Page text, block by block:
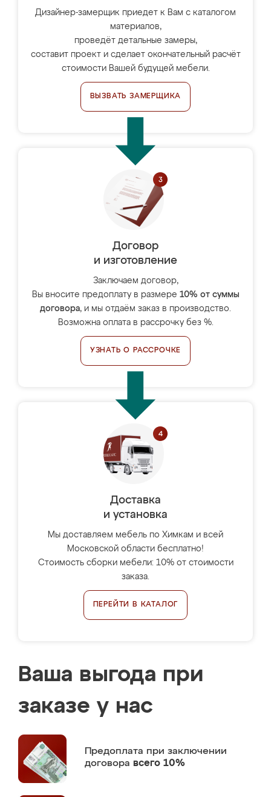
Дизайнер-замерщик приедет к Вам с каталогом
материалов,
проведёт детальные замеры,
составит проект и сделает окончательный расчёт
стоимости Вашей будущей мебели.
ВЫЗВАТЬ ЗАМЕРЩИКА
Договор
и изготовление
Заключаем договор,
Вы вносите предоплату в размере 10% от суммы
договора, и мы отдаём заказ в производство.
Возможна оплата в рассрочку без %.
УЗНАТЬ О РАССРОЧКЕ
Доставка
и установка
Мы доставляем мебель по Химкам и всей
Московской области бесплатно!
Стоимость сборки мебели: 10% от стоимости
заказа.
ПЕРЕЙТИ В КАТАЛОГ
Ваша выгода при
заказе у нас
Предоплата при заключении
договора всего 10%